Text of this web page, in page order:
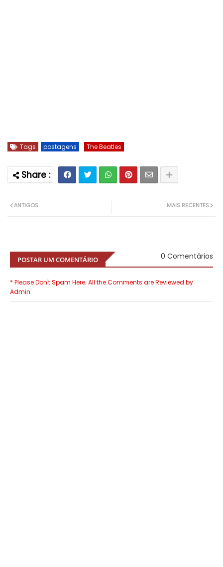
Tags postagens The Beatles
MAIS RECENTES
ANTIGOS
POSTAR UM COMENTÁRIO 0 Comentários
* Please Don't Spam Here. All the Comments are Reviewed by
Admin.